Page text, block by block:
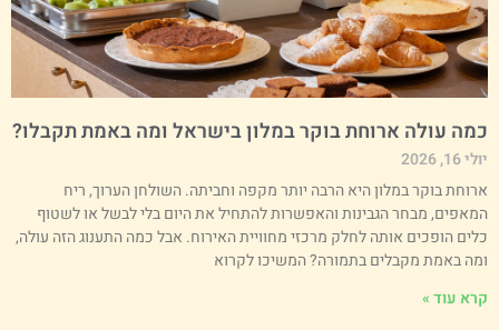
עולה ארוחת בוקר במלון בישראל ומה באמת תקבלו?
16, 2026
בוקר במלון היא הרבה יותר מקפה וחביתה. השולחן הערוך, ריח
מבחר הגבינות והאפשרות להתחיל את היום בלי לבשל או לשטוף
הופכים אותה לחלק מרכזי מחוויית האירוח. אבל כמה התענוג הזה עולה,
באמת מקבלים בתמורה? המשיכו לקרוא
עוד »